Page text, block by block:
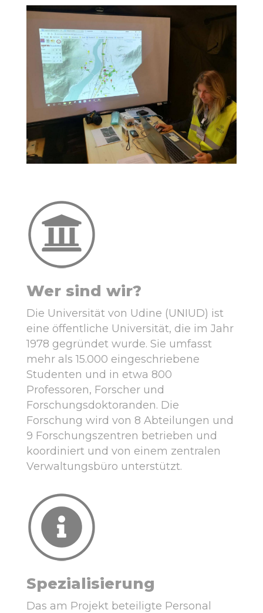
Wer sind wir?
Die Universität von Udine (UNIUD) ist
eine öffentliche Universität, die im Jahr
1978 gegründet wurde. Sie umfasst
mehr als 15.000 eingeschriebene
Studenten und in etwa 800
Professoren, Forscher und
Forschungsdoktoranden. Die
Forschung wird von 8 Abteilungen und
9 Forschungszentren betrieben und
koordiniert und von einem zentralen
Verwaltungsbüro unterstützt.
Spezialisierung
Das am Projekt beteiligte Personal